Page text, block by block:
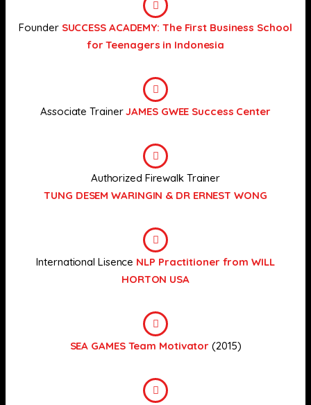
Founder SUCCESS ACADEMY: The First Business School
for Teenagers in Indonesia
Associate TrainerJAMES GWEE Success Center
Authorized Firewalk Trainer
TUNG DESEM WARINGIN & DR ERNEST WONG
International Lisence NLP Practitioner from WILL
HORTON USA
SEA GAMES Team Motivator (2015)